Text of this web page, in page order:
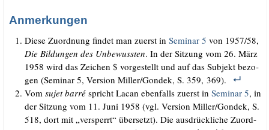
Anmerkungen
Die­se Zuord­nung fin­det man zuerst inSemi­nar 5 von 1957/​58,
Die Bil­dun­gen des Unbe­wuss­ten. In der Sit­zung vom 26. März
1958 wird das Zei­chen $ vor­ge­stellt und auf das Sub­jekt bezo­
gen (Semi­nar 5, Ver­si­on Miller/​Gondek, S. 359, 369).
Vomsujet bar­ré spricht Lacan eben­falls zuerst inSemi­nar 5, in
der Sit­zung vom 11. Juni 1958 (vgl.Ver­si­on Miller/​Gondek, S.
518, dort mit „ver­sperrt“ über­setzt). Die aus­drück­li­che Zuord­